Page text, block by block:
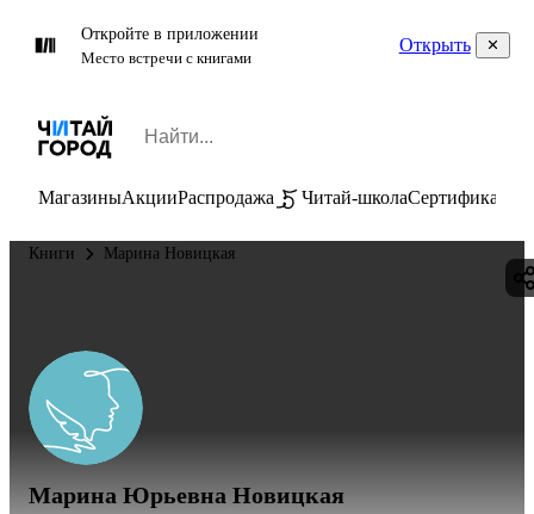
Откройте в приложении
Место встречи с книгами
Открыть
МагазиныАкцииРаспродажа Читай-школаСертификаты
Книги Марина Новицкая
Марина Юрьевна Новицкая